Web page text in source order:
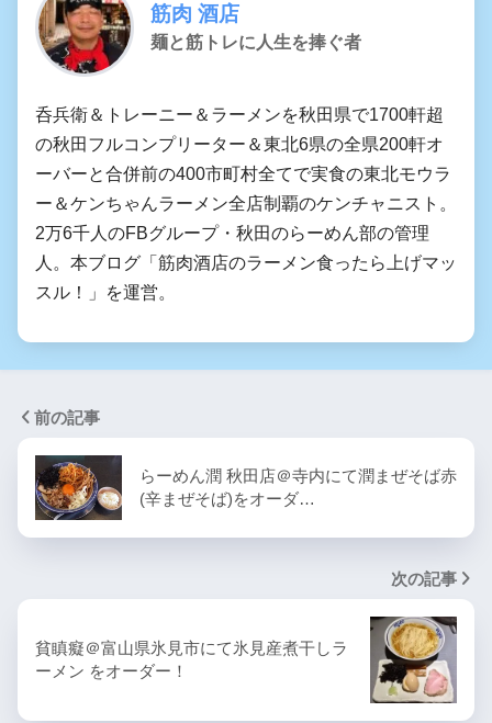
筋肉 酒店
麺と筋トレに人生を捧ぐ者
呑兵衛＆トレーニー＆ラーメンを秋田県で1700軒超
の秋田フルコンプリーター＆東北6県の全県200軒オ
ーバーと合併前の400市町村全てで実食の東北モウラ
ー＆ケンちゃんラーメン全店制覇のケンチャニスト。
2万6千人のFBグループ・秋田のらーめん部の管理
人。本ブログ「筋肉酒店のラーメン食ったら上げマッ
スル！」を運営。
前の記事
らーめん潤 秋田店＠寺内にて潤まぜそば赤
(辛まぜそば)をオーダ…
次の記事
貧瞋癡＠富山県氷見市にて氷見産煮干しラ
ーメン をオーダー！